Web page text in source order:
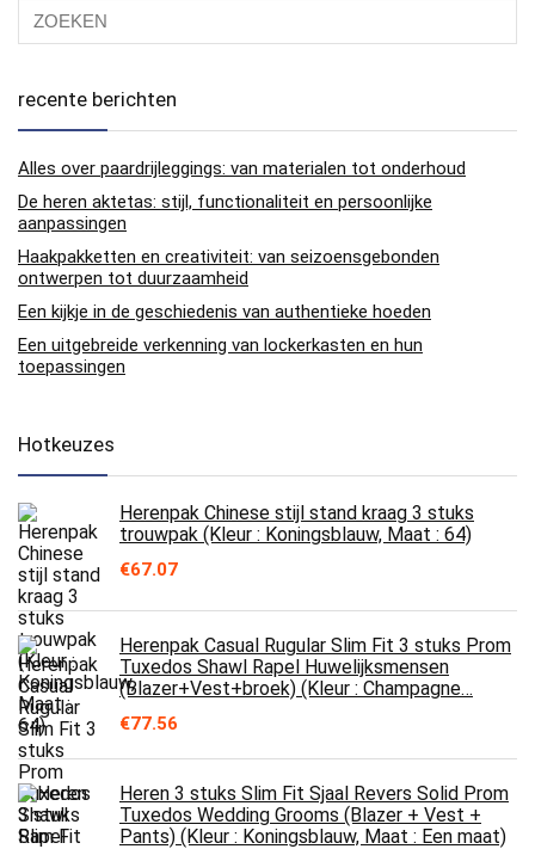
recente berichten
Alles over paardrijleggings: van materialen tot onderhoud
De heren aktetas: stijl, functionaliteit en persoonlijke
aanpassingen
Haakpakketten en creativiteit: van seizoensgebonden
ontwerpen tot duurzaamheid
Een kijkje in de geschiedenis van authentieke hoeden
Een uitgebreide verkenning van lockerkasten en hun
toepassingen
Hotkeuzes
Herenpak Chinese stijl stand kraag 3 stuks
trouwpak (Kleur : Koningsblauw, Maat : 64)
€67.07
Herenpak Casual Rugular Slim Fit 3 stuks Prom
Tuxedos Shawl Rapel Huwelijksmensen
(Blazer+Vest+broek) (Kleur : Champagne…
€77.56
Heren 3 stuks Slim Fit Sjaal Revers Solid Prom
Tuxedos Wedding Grooms (Blazer + Vest +
Pants) (Kleur : Koningsblauw, Maat : Een maat)